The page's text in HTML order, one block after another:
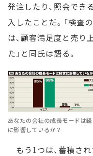
発注したり、照会でき
入したことだ。「検査
は、顧客満足度と売り
た」と同氏は語る。
あなたの会社の成長モードは
に影響しているか？
もう1つは、蓄積さ